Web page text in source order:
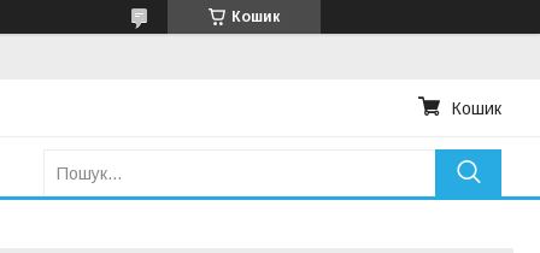
Кошик
Кошик